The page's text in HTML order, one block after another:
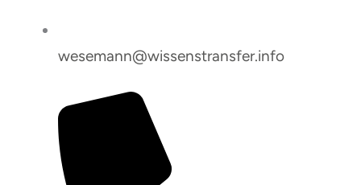
wesemann@wissenstransfer.info